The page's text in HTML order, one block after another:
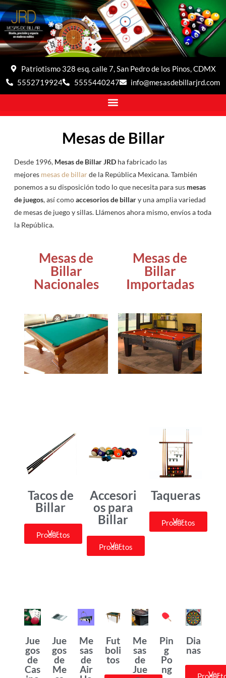
Patriotismo 328 esq. calle 7, San Pedro de los Pinos, CDMX
5552719924
5555440247 info@mesasdebillarjrd.com
Mesas de Billar
Desde 1996, Mesas de Billar JRD ha fabricado las
mejores mesas de billarde la República Mexicana. También
ponemos a su disposición todo lo que necesita para sus mesas
de juegos, así comoaccesorios de billary una amplia variedad
de mesas de juego y sillas. Llámenos ahora mismo, envíos a toda
la República.
Mesas de
Billar
Nacionales
Mesas de
Billar
Importadas
Tacos de
Billar
Ver
Productos
Accesori
os para
Billar
Ver
Productos
Taqueras
Ver
Productos
Jue
gos
de
Cas
Jue
gos
de
Me
Me
sas
de
Air
Fut
boli
tos
Me
sas
de
Jue
Pin
g
Po
ng
Dia
nas
Ver